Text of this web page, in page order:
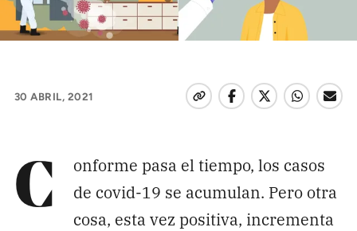
APÓYANOS
Pon tu lupa sobre lo
RECIBE NUESTRO BOLETÍN
Enviar
30 ABRIL, 2021
C
onforme pasa el tiempo, los casos
de covid-19 se acumulan. Pero otra
cosa, esta vez positiva, incrementa